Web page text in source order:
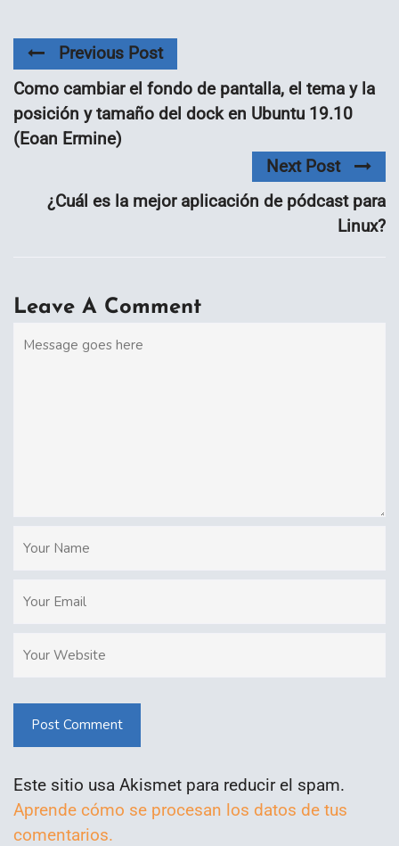
Previous Post
Como cambiar el fondo de pantalla, el tema y la
posición y tamaño del dock en Ubuntu 19.10
(Eoan Ermine)
Next Post
¿Cuál es la mejor aplicación de pódcast para
Linux?
Leave A Comment
Post Comment
Este sitio usa Akismet para reducir el spam.
Aprende cómo se procesan los datos de tus
comentarios.